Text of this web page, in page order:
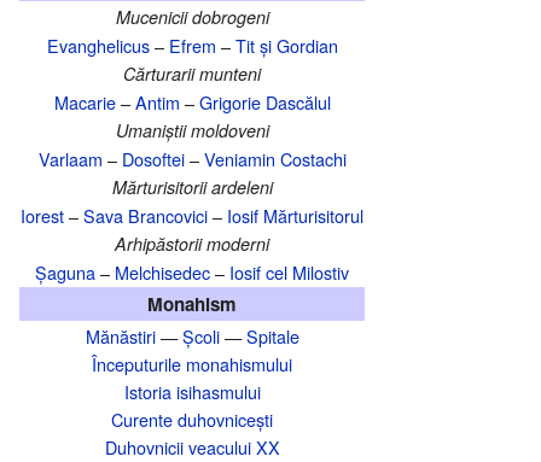
Mucenicii dobrogeni
Evanghelicus– Efrem –Tit și Gordian
Cărturarii munteni
Macarie–Antim –Grigorie Dascălul
Umaniștii moldoveni
Varlaam – Dosoftei–Veniamin Costachi
Mărturisitorii ardeleni
Iorest–Sava Brancovici– Iosif Mărturisitorul
Arhipăstorii moderni
Șaguna– Melchisedec– Iosif cel Milostiv
Monahism
Mănăstiri—Școli—Spitale
Începuturile monahismului
Istoria isihasmului
Curente duhovnicești
Duhovnicii veacului XX